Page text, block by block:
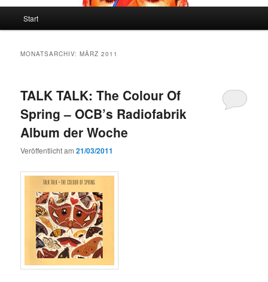
Start
MONATSARCHIV:MÄRZ 2011
TALK TALK: The Colour Of
Spring – OCB’s Radiofabrik
Album der Woche
Veröffentlicht am21/03/2011